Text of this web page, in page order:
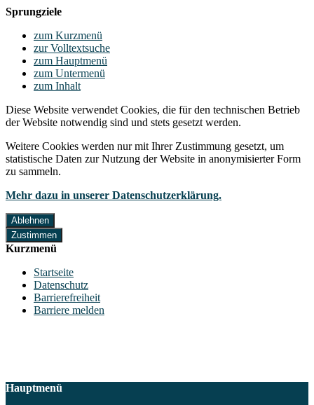
Sprungziele
zum Kurzmenü
zur Volltextsuche
zum Hauptmenü
zum Untermenü
zum Inhalt
Diese Website verwendet Cookies, die für den technischen Betrieb
der Website notwendig sind und stets gesetzt werden.
Weitere Cookies werden nur mit Ihrer Zustimmung gesetzt, um
statistische Daten zur Nutzung der Website in anonymisierter Form
zu sammeln.
Mehr dazu in unserer Datenschutzerklärung.
Ablehnen
Zustimmen
Kurzmenü
Startseite
Datenschutz
Barrierefreiheit
Barriere melden
Hauptmenü